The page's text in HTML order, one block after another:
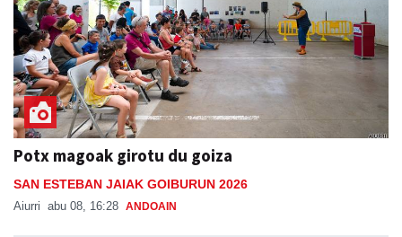
Potx magoak girotu du goiza
SAN ESTEBAN JAIAK GOIBURUN 2026
Aiurri abu 08, 16:28 ANDOAIN